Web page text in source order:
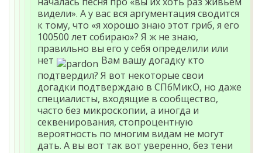
видели». А у вас вся аргументация сводится
к тому, что «я хорошо знаю этот гриб, я его
100500 лет собираю»? Я ж не знаю,
правильно вы его у себя определили или
нет
Вам вашу догадку кто
подтвердил? Я вот некоторые свои
догадки подтверждаю в СПбМикО, но даже
специалисты, входящие в сообщество,
часто без микроскопии, а иногда и
секвенирования, стопроцентную
вероятность по многим видам не могут
дать. А вы вот так вот уверенно, без тени